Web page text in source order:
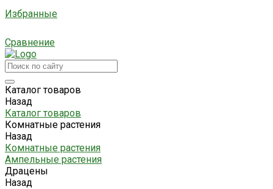
Избранные
Сравнение
Каталог товаров
Назад
Каталог товаров
Комнатные растения
Назад
Комнатные растения
Ампельные растения
Драцены
Назад